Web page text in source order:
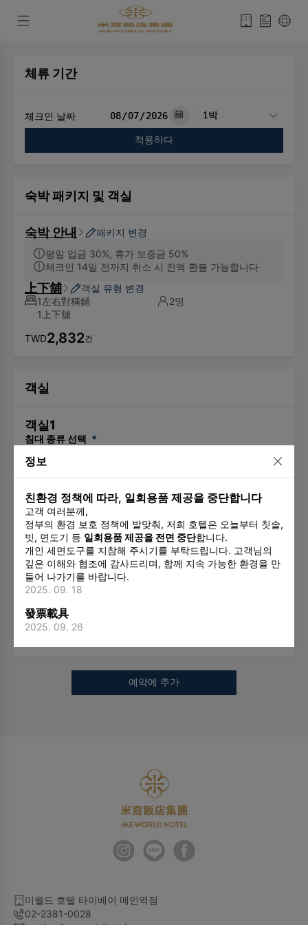
체류 기간
체크인 날짜
적용하다
숙박 패키지 및 객실
숙박 안내
패키지 변경
평일 입금 30%, 휴가 보증금 50%
체크인 14일 전까지 취소 시 전액 환불 가능합니다
上下舖
객실 유형 변경
1左右對稱鋪
1上下舖
2명
TWD2,832건
객실
객실 1
침대 종류 선택 *
1左右對稱鋪
어린이와 유아
요구 사항 및 참고 사항
예약에 추가
정보
친환경 정책에 따라, 일회용품 제공을 중단합니다
고객 여러분께,
정부의 환경 보호 정책에 발맞춰, 저희 호텔은 오늘부터 칫솔,
빗, 면도기 등 일회용품 제공을 전면 중단합니다.
개인 세면도구를 지참해 주시기를 부탁드립니다. 고객님의
깊은 이해와 협조에 감사드리며, 함께 지속 가능한 환경을 만
들어 나가기를 바랍니다.
2025. 09. 18
發票載具
2025. 09. 26
미월드 호텔 타이베이 메인역점
02-2381-0028